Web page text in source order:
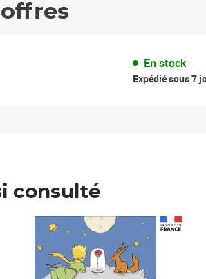
En stock
Expédié sous 7
consulté
Prix 7,50€